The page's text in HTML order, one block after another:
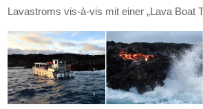
Lavastroms vis-à-vis mit einer „Lava Boat